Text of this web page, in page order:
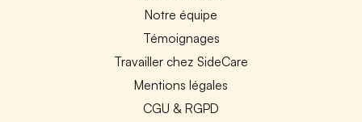
Notre équipe
Témoignages
Travailler chez SideCare
Mentions légales
CGU & RGPD